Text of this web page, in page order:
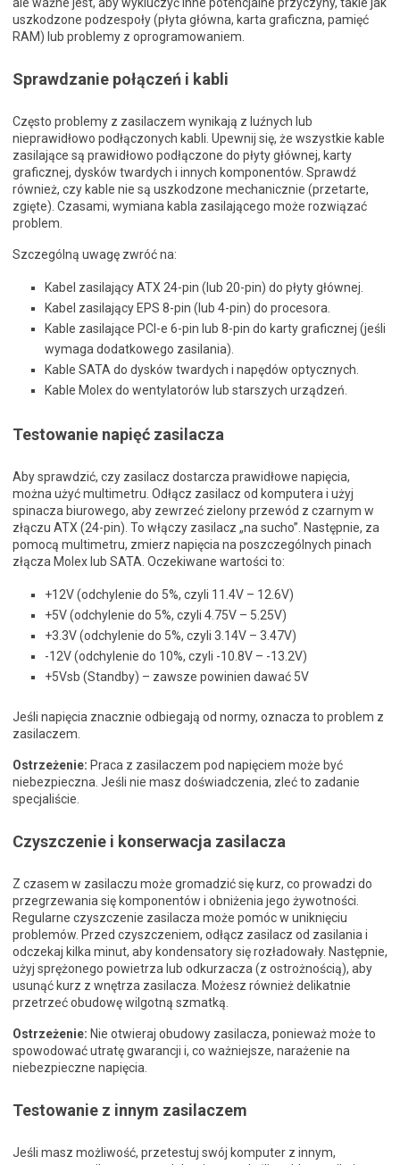
uszkodzone podzespoły (płyta główna, karta graficzna, pamięć
RAM) lub problemy z oprogramowaniem.
Sprawdzanie połączeń i kabli
Często problemy z zasilaczem wynikają z luźnych lub
nieprawidłowo podłączonych kabli. Upewnij się, że wszystkie kable
zasilające są prawidłowo podłączone do płyty głównej, karty
graficznej, dysków twardych i innych komponentów. Sprawdź
również, czy kable nie są uszkodzone mechanicznie (przetarte,
zgięte). Czasami, wymiana kabla zasilającego może rozwiązać
problem.
Szczególną uwagę zwróć na:
Kabel zasilający ATX 24-pin (lub 20-pin) do płyty głównej.
Kabel zasilający EPS 8-pin (lub 4-pin) do procesora.
Kable zasilające PCI-e 6-pin lub 8-pin do karty graficznej (jeśli
wymaga dodatkowego zasilania).
Kable SATA do dysków twardych i napędów optycznych.
Kable Molex do wentylatorów lub starszych urządzeń.
Testowanie napięć zasilacza
Aby sprawdzić, czy zasilacz dostarcza prawidłowe napięcia,
można użyć multimetru. Odłącz zasilacz od komputera i użyj
spinacza biurowego, aby zewrzeć zielony przewód z czarnym w
złączu ATX (24-pin). To włączy zasilacz „na sucho”. Następnie, za
pomocą multimetru, zmierz napięcia na poszczególnych pinach
złącza Molex lub SATA. Oczekiwane wartości to:
+12V (odchylenie do 5%, czyli 11.4V – 12.6V)
+5V (odchylenie do 5%, czyli 4.75V – 5.25V)
+3.3V (odchylenie do 5%, czyli 3.14V – 3.47V)
-12V (odchylenie do 10%, czyli -10.8V – -13.2V)
+5Vsb (Standby) – zawsze powinien dawać 5V
Jeśli napięcia znacznie odbiegają od normy, oznacza to problem z
zasilaczem.
Ostrzeżenie: Praca z zasilaczem pod napięciem może być
niebezpieczna. Jeśli nie masz doświadczenia, zleć to zadanie
specjaliście.
Czyszczenie i konserwacja zasilacza
Z czasem w zasilaczu może gromadzić się kurz, co prowadzi do
przegrzewania się komponentów i obniżenia jego żywotności.
Regularne czyszczenie zasilacza może pomóc w uniknięciu
problemów. Przed czyszczeniem, odłącz zasilacz od zasilania i
odczekaj kilka minut, aby kondensatory się rozładowały. Następnie,
użyj sprężonego powietrza lub odkurzacza (z ostrożnością), aby
usunąć kurz z wnętrza zasilacza. Możesz również delikatnie
przetrzeć obudowę wilgotną szmatką.
Ostrzeżenie: Nie otwieraj obudowy zasilacza, ponieważ może to
spowodować utratę gwarancji i, co ważniejsze, narażenie na
niebezpieczne napięcia.
Testowanie z innym zasilaczem
Jeśli masz możliwość, przetestuj swój komputer z innym,